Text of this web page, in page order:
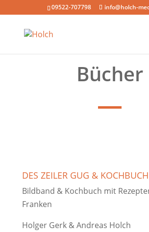
09522-707798 info@holch-
Bücher
DES ZEILER GUG & KOCHBUCH
Bildband & Kochbuch mit
Franken
Holger Gerk & Andreas Holch